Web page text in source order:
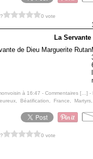
0 vote
La
à 16:47 - Commentaires [ ] -
Béatification France Martyrs
0 vote